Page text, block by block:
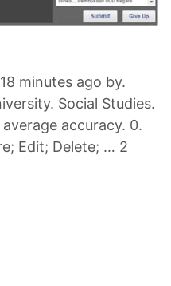
minutes ago by.
Social Studies.
accuracy. 0.
Edit; Delete; … 2